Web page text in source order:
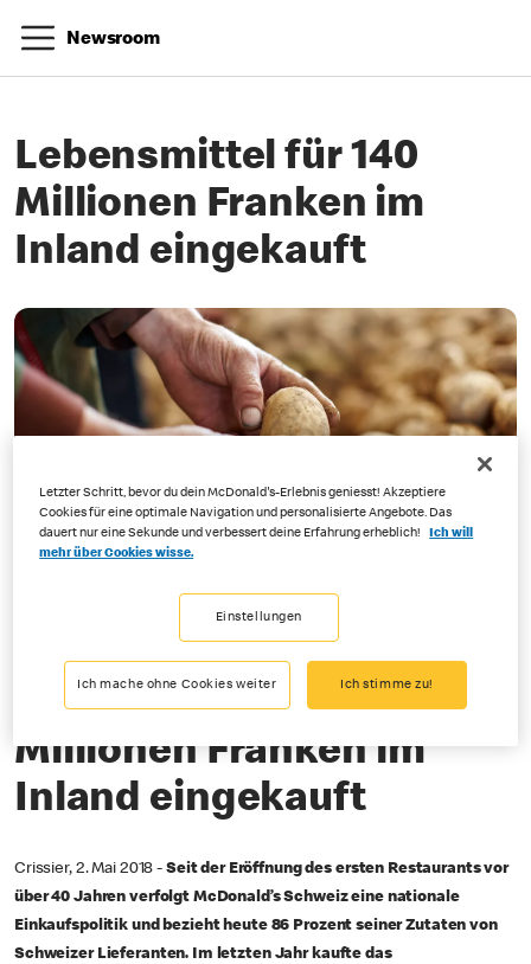
Newsroom
Lebensmittel für 140
Millionen Franken im
Inland eingekauft
10’000 Schweizer Bauern sind Partner von McDonald’s Schweiz
Lebensmittel für 140
Millionen Franken im
Inland eingekauft
Crissier, 2. Mai 2018 - Seit der Eröffnung des ersten Restaurants vor
über 40 Jahren verfolgt McDonald’s Schweiz eine nationale
Einkaufspolitik und bezieht heute 86 Prozent seiner Zutaten von
Schweizer Lieferanten. Im letzten Jahr kaufte das
Letzter Schritt, bevor du dein McDonald's-Erlebnis geniesst! Akzeptiere
Cookies für eine optimale Navigation und personalisierte Angebote. Das
dauert nur eine Sekunde und verbessert deine Erfahrung erheblich!
Ich will
mehr über Cookies wisse.
Einstellungen
Ich mache ohne Cookies weiter Ich stimme zu!